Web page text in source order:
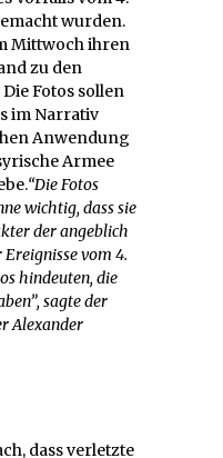
wurden.
Mittwoch ihren
zu den
Fotos sollen
im Narrativ
Anwendung
Armee
“Die Fotos
wichtig, dass sie
der angeblich
vom 4.
hindeuten, die
sagte der
Alexander
dass verletzte